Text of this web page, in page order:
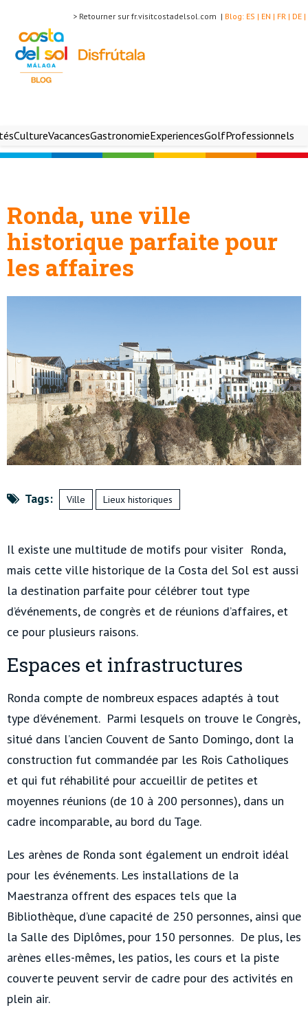
DE |
FR |
EN |
ES |
Blog:
> Retourner sur fr.visitcostadelsol.com |
CultureVacancesGastronomieExperiencesGolfProfessionnels
Ronda, une ville
historique parfaite pour
les affaires
Tags: Ville Lieux historiques
Il existe une multitude de motifs pour visiter Ronda,
mais cette ville historique de la Costa del Sol est aussi
la destination parfaite pour célébrer tout type
d’événements, de congrès et de réunions d’affaires, et
ce pour plusieurs raisons.
Espaces et infrastructures
Ronda compte de nombreux espaces adaptés à tout
type d’événement. Parmi lesquels on trouve le Congrès,
situé dans l’ancien Couvent de Santo Domingo, dont la
construction fut commandée par les Rois Catholiques
et qui fut réhabilité pour accueillir de petites et
moyennes réunions (de 10 à 200 personnes), dans un
cadre incomparable, au bord du Tage.
Les arènes de Ronda sont également un endroit idéal
pour les événements. Les installations de la
Maestranza offrent des espaces tels que la
Bibliothèque, d’une capacité de 250 personnes, ainsi que
la Salle des Diplômes, pour 150 personnes. De plus, les
arènes elles-mêmes, les patios, les cours et la piste
couverte peuvent servir de cadre pour des activités en
plein air.